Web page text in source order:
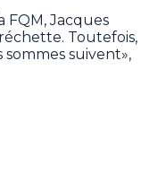
FQM, Jacques
Toutefois,
suivent»,